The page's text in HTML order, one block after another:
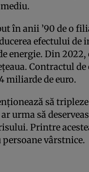
în anii ’90 de o
efectului de
energie. Din
Contractul
miliarde de euro.
să
urma să
Printre
vârstnice.